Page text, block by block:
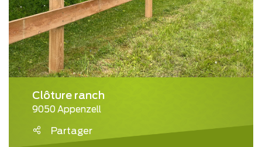
Clôture ranch
9050 Appenzell
Partager